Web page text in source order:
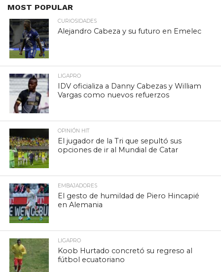
MOST POPULAR
CURIOSIDADES
Alejandro Cabeza y su futuro en Emelec
LIGAPRO
IDV oficializa a Danny Cabezas y William
Vargas como nuevos refuerzos
OPINIÓN HIT
El jugador de la Tri que sepultó sus
opciones de ir al Mundial de Catar
EMBAJADORES
El gesto de humildad de Piero Hincapié
en Alemania
LIGAPRO
Koob Hurtado concretó su regreso al
fútbol ecuatoriano